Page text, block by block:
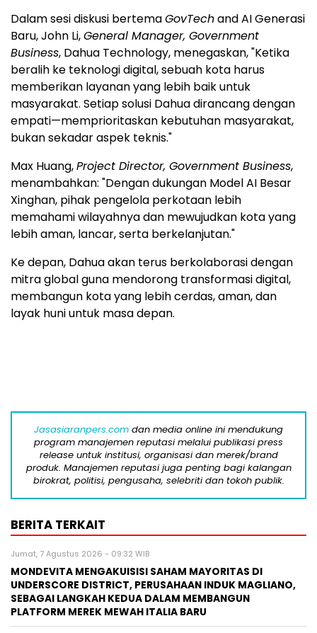
Dalam sesi diskusi bertemaGovTechand AI Generasi
Baru,John Li,General Manager, Government
Business, Dahua Technology, menegaskan, "Ketika
beralih ke teknologi digital, sebuah kota harus
memberikan layanan yang lebih baik untuk
masyarakat. Setiap solusi Dahua dirancang dengan
empati—memprioritaskan kebutuhan masyarakat,
bukan sekadar aspek teknis."
Max Huang,Project Director, Government Business,
menambahkan: "Dengan dukungan Model AI Besar
Xinghan, pihak pengelola perkotaan lebih
memahami wilayahnya dan mewujudkan kota yang
lebih aman, lancar, serta berkelanjutan."
Ke depan, Dahua akan terus berkolaborasi dengan
mitra global guna mendorong transformasi digital,
membangun kota yang lebih cerdas, aman, dan
layak huni untuk masa depan.
Jasasiaranpers.com dan media online ini mendukung
program manajemen reputasi melalui publikasi press
release untuk institusi, organisasi dan merek/brand
produk. Manajemen reputasi juga penting bagi kalangan
birokrat, politisi, pengusaha, selebriti dan tokoh publik.
BERITA TERKAIT
Jumat, 7 Agustus 2026 - 09:32 WIB
MONDEVITA MENGAKUISISI SAHAM MAYORITAS DI
UNDERSCORE DISTRICT, PERUSAHAAN INDUK MAGLIANO,
SEBAGAI LANGKAH KEDUA DALAM MEMBANGUN
PLATFORM MEREK MEWAH ITALIA BARU